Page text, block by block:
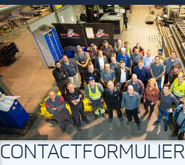
CONTACTFORMULIER